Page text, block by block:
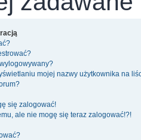
mojej nazwy użytkownika na
się zalogować!
ale nie mogę się teraz zalogować!?!